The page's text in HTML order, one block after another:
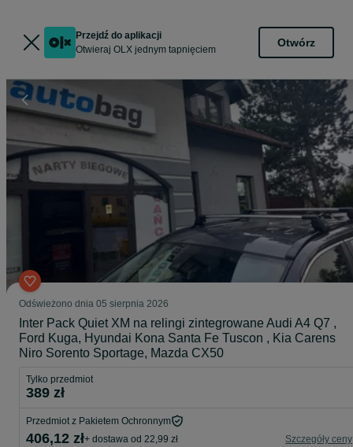
Przejdź do aplikacji
Otwieraj OLX jednym tapnięciem
Otwórz
Odświeżono dnia 05 sierpnia 2026
Inter Pack Quiet XM na relingi zintegrowane Audi A4 Q7 ,
Ford Kuga, Hyundai Kona Santa Fe Tuscon , Kia Carens
Niro Sorento Sportage, Mazda CX50
Tylko przedmiot
389 zł
Przedmiot z Pakietem Ochronnym
406,12 zł+ dostawa od 22,99 zł Szczegóły ceny